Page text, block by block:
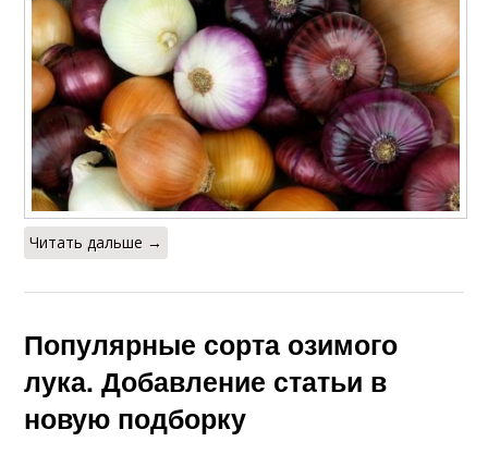
Читать дальше →
Популярные сорта озимого
лука. Добавление статьи в
новую подборку